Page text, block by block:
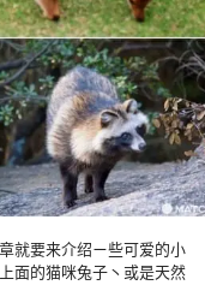
就要来介绍ㄧ些可爱的小
面的猫咪兔子丶或是天然